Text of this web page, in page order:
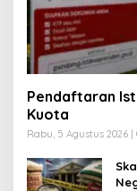
Pendaftaran
Kuota
Rabu, 5 Agustus 2026 |